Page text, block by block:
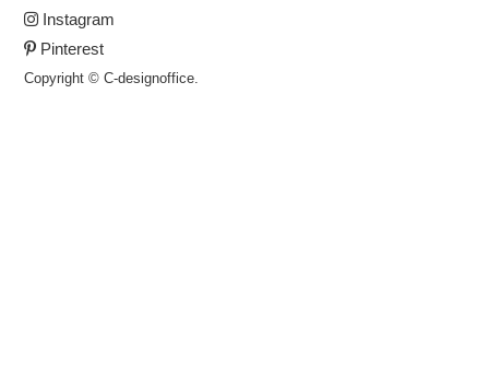
Instagram
Pinterest
Copyright © C-designoffice.